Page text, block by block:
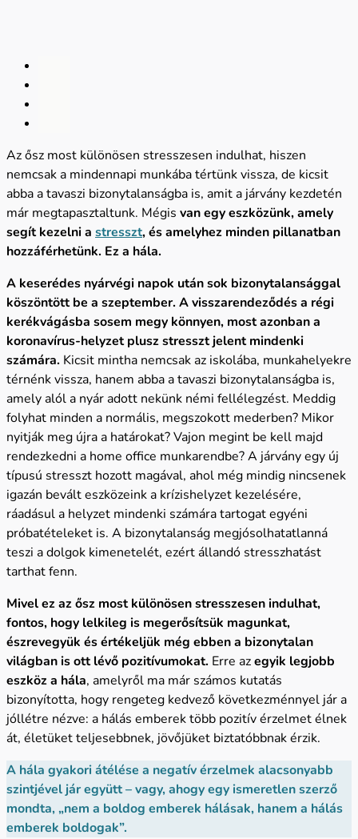
Az ősz most különösen stresszesen indulhat, hiszen
nemcsak a mindennapi munkába tértünk vissza, de kicsit
abba a tavaszi bizonytalanságba is, amit a járvány kezdetén
már megtapasztaltunk. Mégis van egy eszközünk, amely
segít kezelni a stresszt, és amelyhez minden pillanatban
hozzáférhetünk. Ez a hála.
A keserédes nyárvégi napok után sok bizonytalansággal
köszöntött be a szeptember. A visszarendeződés a régi
kerékvágásba sosem megy könnyen, most azonban a
koronavírus-helyzet plusz stresszt jelent mindenki
számára. Kicsit mintha nemcsak az iskolába, munkahelyekre
térnénk vissza, hanem abba a tavaszi bizonytalanságba is,
amely alól a nyár adott nekünk némi fellélegzést. Meddig
folyhat minden a normális, megszokott mederben? Mikor
nyitják meg újra a határokat? Vajon megint be kell majd
rendezkedni a home office munkarendbe? A járvány egy új
típusú stresszt hozott magával, ahol még mindig nincsenek
igazán bevált eszközeink a krízishelyzet kezelésére,
ráadásul a helyzet mindenki számára tartogat egyéni
próbatételeket is. A bizonytalanság megjósolhatatlanná
teszi a dolgok kimenetelét, ezért állandó stresszhatást
tarthat fenn.
Mivel ez az ősz most különösen stresszesen indulhat,
fontos, hogy lelkileg is megerősítsük magunkat,
észrevegyük és értékeljük még ebben a bizonytalan
világban is ott lévő pozitívumokat. Erre azegyik legjobb
eszköz a hála, amelyről ma már számos kutatás
bizonyította, hogy rengeteg kedvező következménnyel jár a
jóllétre nézve: a hálás emberek több pozitív érzelmet élnek
át, életüket teljesebbnek, jövőjüket biztatóbbnak érzik.
A hála gyakori átélése a negatív érzelmek alacsonyabb
szintjével jár együtt – vagy, ahogy egy ismeretlen szerző
mondta, „nem a boldog emberek hálásak, hanem a hálás
emberek boldogak”.